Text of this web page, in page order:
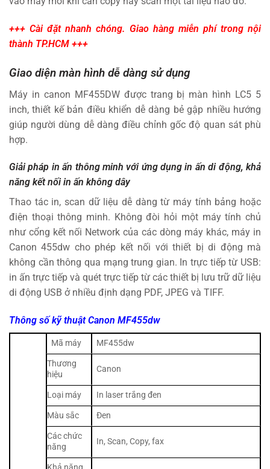
+++ Cài đặt nhanh chóng. Giao hàng miễn phí trong nội
thành TP.HCM +++
Giao diện màn hình dễ dàng sử dụng
Máy in canon MF455DW được trang bị màn hình LC5 5
inch, thiết kế bản điều khiển dễ dàng bẻ gập nhiều hướng
giúp người dùng dễ dàng điều chỉnh gốc độ quan sát phù
hợp.
Giải pháp in ấn thông minh với ứng dụng in ấn di động, khả
năng kết nối in ấn không dây
Thao tác in, scan dữ liệu dễ dàng từ máy tính bảng hoặc
điện thoại thông minh. Không đòi hỏi một máy tính chủ
như cổng kết nối Network của các dòng máy khác, máy in
Canon 455dw cho phép kết nối với thiết bị di động mà
không cần thông qua mạng trung gian. In trực tiếp từ USB:
in ấn trực tiếp và quét trực tiếp từ các thiết bị lưu trữ dữ liệu
di động USB ở nhiều định dạng PDF, JPEG và TIFF.
Thông số kỹ thuật Canon MF455dw
Mã máy
MF455dw
Thương
hiệu
Canon
Loại máy
In laser trắng đen
Màu sắc
Đen
Các chức
năng
In, Scan, Copy, fax